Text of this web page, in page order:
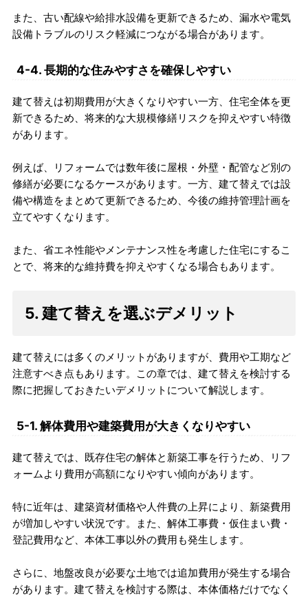
また、古い配線や給排水設備を更新できるため、漏水や電気
設備トラブルのリスク軽減につながる場合があります。
4-4. 長期的な住みやすさを確保しやすい
建て替えは初期費用が大きくなりやすい一方、住宅全体を更
新できるため、将来的な大規模修繕リスクを抑えやすい特徴
があります。
例えば、リフォームでは数年後に屋根・外壁・配管など別の
修繕が必要になるケースがあります。一方、建て替えでは設
備や構造をまとめて更新できるため、今後の維持管理計画を
立てやすくなります。
また、省エネ性能やメンテナンス性を考慮した住宅にするこ
とで、将来的な維持費を抑えやすくなる場合もあります。
5. 建て替えを選ぶデメリット
建て替えには多くのメリットがありますが、費用や工期など
注意すべき点もあります。この章では、建て替えを検討する
際に把握しておきたいデメリットについて解説します。
5-1. 解体費用や建築費用が大きくなりやすい
建て替えでは、既存住宅の解体と新築工事を行うため、リフ
ォームより費用が高額になりやすい傾向があります。
特に近年は、建築資材価格や人件費の上昇により、新築費用
が増加しやすい状況です。また、解体工事費・仮住まい費・
登記費用など、本体工事以外の費用も発生します。
さらに、地盤改良が必要な土地では追加費用が発生する場合
があります。建て替えを検討する際は、本体価格だけでなく